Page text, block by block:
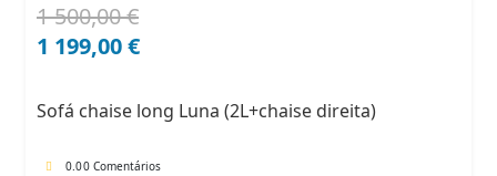
1 500,00€
O
preço
1
1 199,00€
O
preço
1
Sofá chaise long Luna (2L+chaise direita)
0.00 Comentários